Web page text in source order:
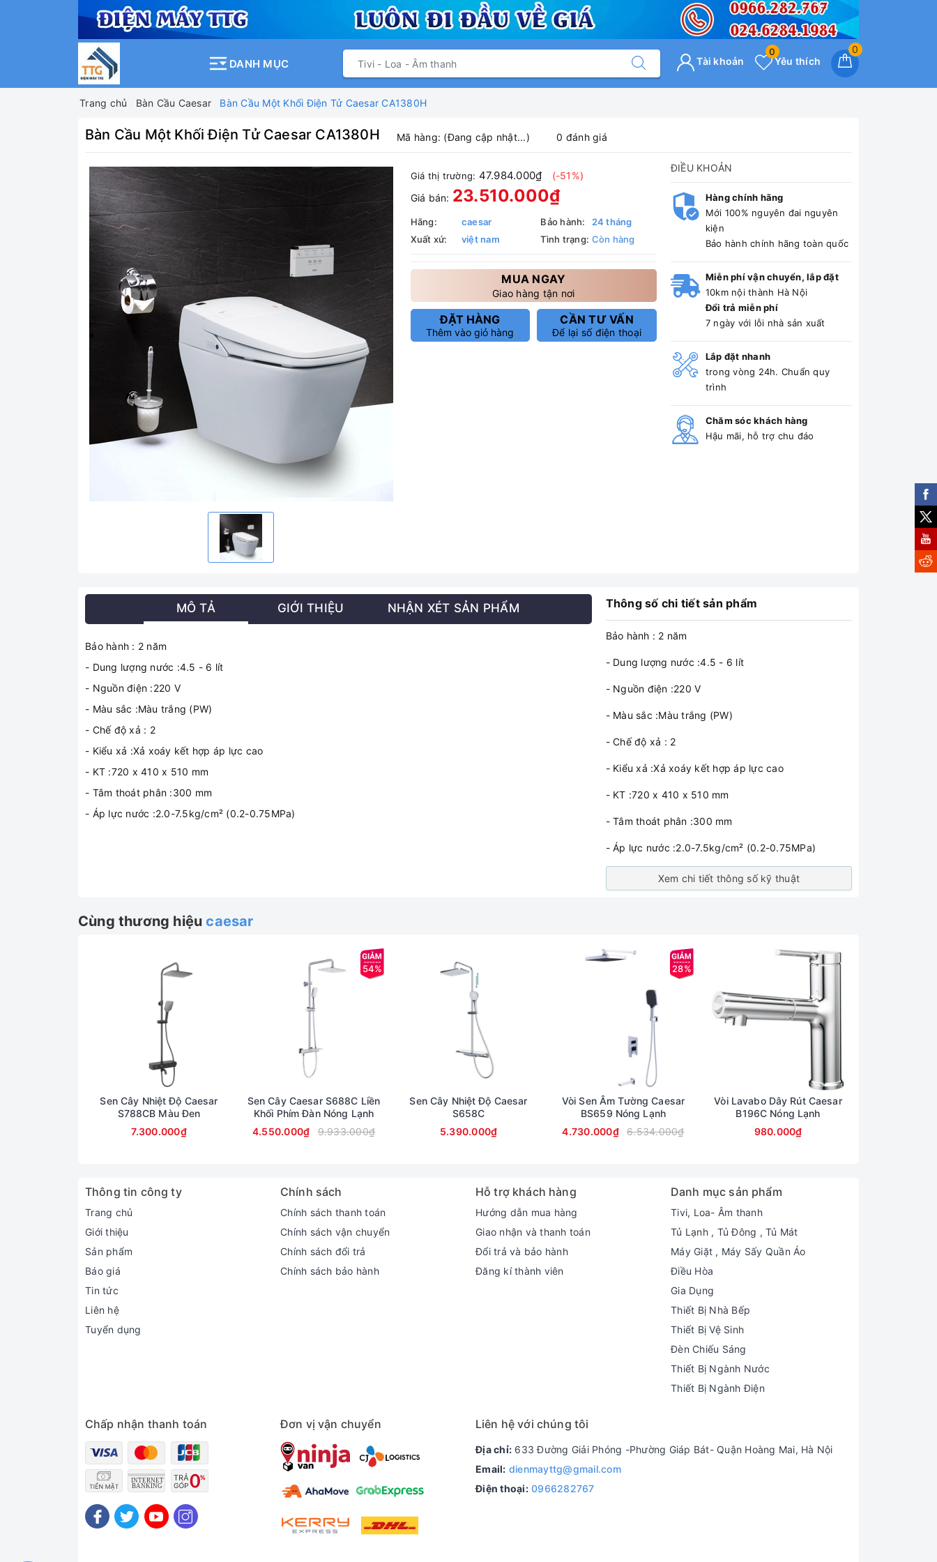
DANH MỤC
0
Yêu thích
0
Tài khoản
Trang chủ Bàn Cầu Caesar Bàn Cầu Một Khối Điện Tử Caesar CA1380H
Bàn Cầu Một Khối Điện Tử Caesar CA1380H Mã hàng: (Đang cập nhật...) 0 đánh giá
Giá thị trường: 47.984.000₫
(-51%)
Giá bán: 23.510.000₫
Hãng:
caesar
Xuất xứ:
việt nam
Bảo hành:
24 tháng
Tình trạng: Còn hàng
MUA NGAY
Giao hàng tận nơi
ĐẶT HÀNG
Thêm vào giỏ hàng
CẦN TƯ VẤN
Để lại số điện thoại
ĐIỀU KHOẢN
Hàng chính hãng
Mới 100% nguyên đai nguyên
kiện
Bảo hành chính hãng toàn quốc
Miễn phí vận chuyển, lắp đặt
10km nội thành Hà Nội
Đổi trả miễn phí
7 ngày với lỗi nhà sản xuất
Lắp đặt nhanh
trong vòng 24h. Chuẩn quy
trình
Chăm sóc khách hàng
Hậu mãi, hỗ trợ chu đáo
MÔ TẢ GIỚI THIỆU NHẬN XÉT SẢN PHẨM
Bảo hành : 2 năm
- Dung lượng nước :4.5 - 6 lít
- Nguồn điện :220 V
- Màu sắc :Màu trắng (PW)
- Chế độ xả : 2
- Kiểu xả :Xả xoáy kết hợp áp lực cao
- KT :720 x 410 x 510 mm
- Tâm thoát phân :300 mm
- Áp lực nước :2.0-7.5kg/cm² (0.2-0.75MPa)
Thông số chi tiết sản phẩm
Bảo hành : 2 năm
- Dung lượng nước :4.5 - 6 lít
- Nguồn điện :220 V
- Màu sắc :Màu trắng (PW)
- Chế độ xả : 2
- Kiểu xả :Xả xoáy kết hợp áp lực cao
- KT :720 x 410 x 510 mm
- Tâm thoát phân :300 mm
- Áp lực nước :2.0-7.5kg/cm² (0.2-0.75MPa)
Xem chi tiết thông số kỹ thuật
Cùng thương hiệucaesar
Sen Cây Nhiệt Độ Caesar
S788CB Màu Đen
7.300.000₫
54%
Sen Cây Caesar S688C Liền
Khối Phím Đàn Nóng Lạnh
4.550.000₫
9.933.000₫
Sen Cây Nhiệt Độ Caesar
S658C
5.390.000₫
28%
Vòi Sen Âm Tường Caesar
BS659 Nóng Lạnh
4.730.000₫
6.534.000₫
Vòi Lavabo Dây Rút Caesar
B196C Nóng Lạnh
980.000₫
Thông tin công ty
Trang chủ
Giới thiệu
Sản phẩm
Báo giá
Tin tức
Liên hệ
Tuyển dụng
Chính sách
Chính sách thanh toán
Chính sách vận chuyển
Chính sách đổi trả
Chính sách bảo hành
Hỗ trợ khách hàng
Hướng dẫn mua hàng
Giao nhận và thanh toán
Đổi trả và bảo hành
Đăng kí thành viên
Danh mục sản phẩm
Tivi, Loa- Âm thanh
Tủ Lạnh , Tủ Đông , Tủ Mát
Máy Giặt , Máy Sấy Quần Áo
Điều Hòa
Gia Dụng
Thiết Bị Nhà Bếp
Thiết Bị Vệ Sinh
Đèn Chiếu Sáng
Thiết Bị Ngành Nước
Thiết Bị Ngành Điện
Chấp nhận thanh toán Đơn vị vận chuyển Liên hệ với chúng tôi
Địa chỉ: 633 Đường Giải Phóng -Phường Giáp Bát- Quận Hoàng Mai, Hà Nội
Email: dienmayttg@gmail.com
Điện thoại: 0966282767